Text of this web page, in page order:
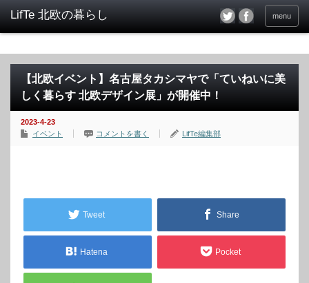
menu
【北欧イベント】名古屋タカシマヤで「ていねいに美
しく暮らす 北欧デザイン展」が開催中！
2023-4-23
イベント
コメントを書く LifTe編集部
Tweet Share
Hatena Pocket